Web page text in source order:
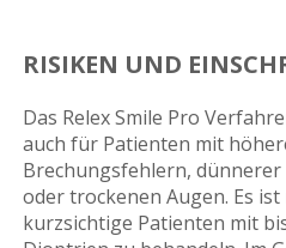
RISIKEN UND
Das Relex Smile Pro
auch für Patienten mit
Brechungsfehlern,
oder trockenen Augen. Es ist
kurzsichtige Patienten mit